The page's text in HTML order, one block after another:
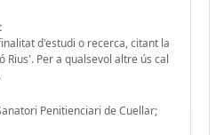
d'estudi o recerca, citant la
Rius'. Per a qualsevol altre ús cal
Penitienciari de Cuellar;